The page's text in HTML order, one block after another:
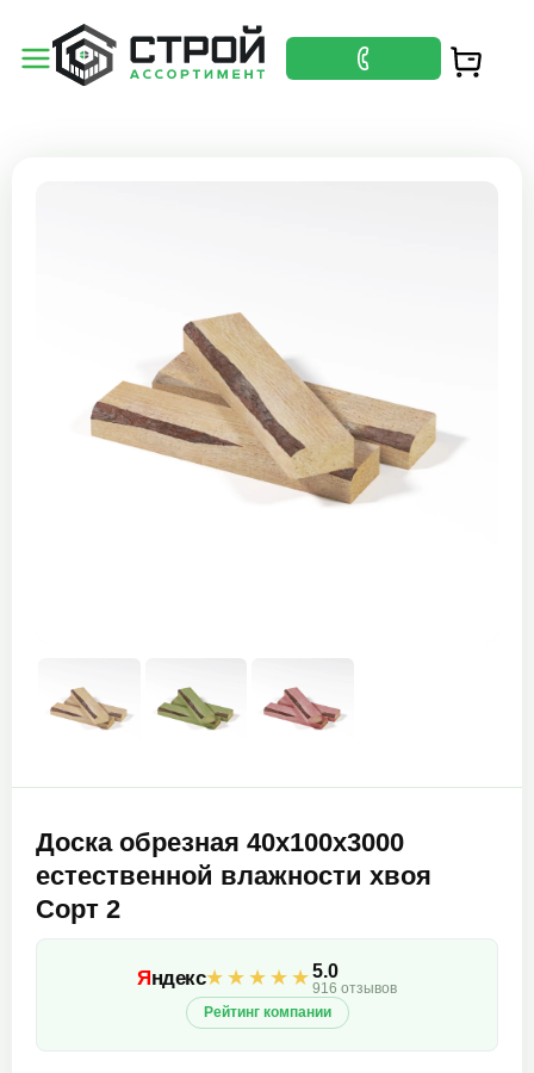
Доска обрезная 40х100х3000
естественной влажности хвоя
Сорт 2
Яндекс★★★★★5.0
916 отзывов
Рейтинг компании